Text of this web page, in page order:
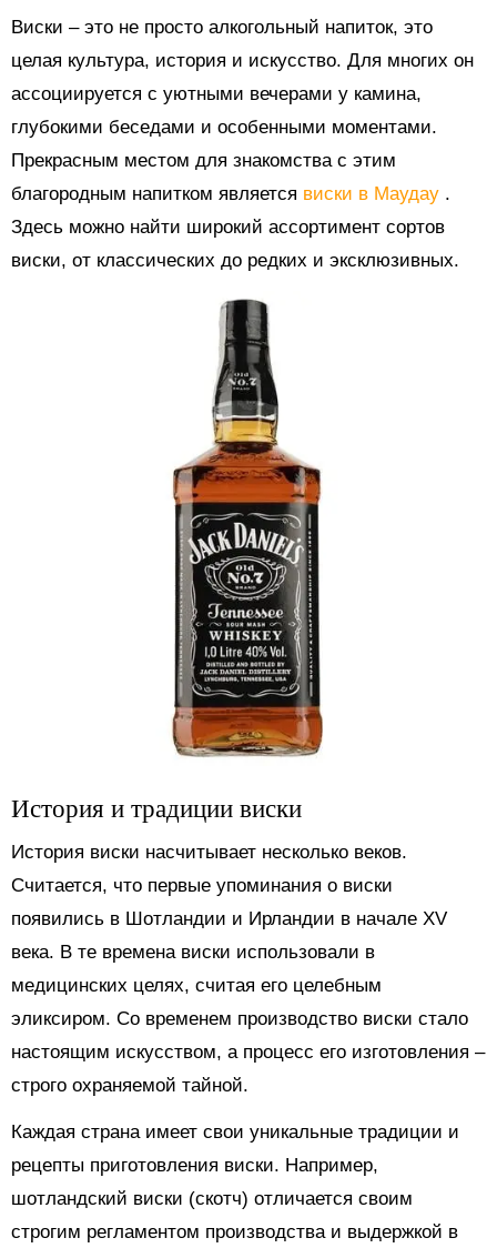
Виски – это не просто алкогольный напиток, это
целая культура, история и искусство. Для многих он
ассоциируется с уютными вечерами у камина,
глубокими беседами и особенными моментами.
Прекрасным местом для знакомства с этим
благородным напитком является виски в Маудау .
Здесь можно найти широкий ассортимент сортов
виски, от классических до редких и эксклюзивных.
История и традиции виски
История виски насчитывает несколько веков.
Считается, что первые упоминания о виски
появились в Шотландии и Ирландии в начале XV
века. В те времена виски использовали в
медицинских целях, считая его целебным
эликсиром. Со временем производство виски стало
настоящим искусством, а процесс его изготовления –
строго охраняемой тайной.
Каждая страна имеет свои уникальные традиции и
рецепты приготовления виски. Например,
шотландский виски (скотч) отличается своим
строгим регламентом производства и выдержкой в